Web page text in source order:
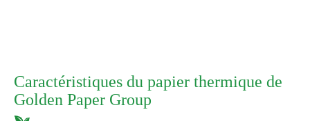
Caractéristiques du papier thermique de
Golden Paper Group